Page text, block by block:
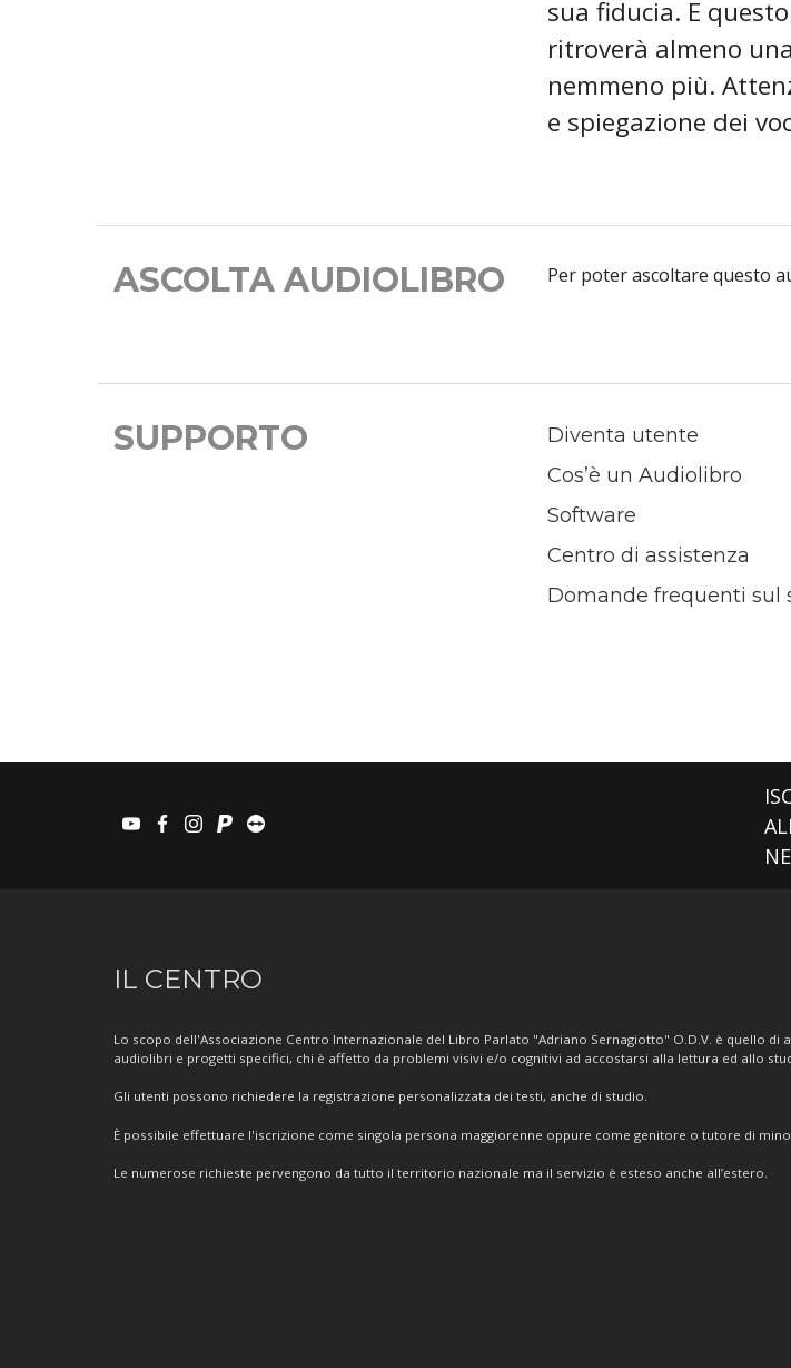
sua fiducia. E
ritroverà almeno
nemmeno più.
e spiegazione dei
ASCOLTA AUDIOLIBRO Per poter ascoltare questo
SUPPORTO
Diventa utente
Cos’è un Audiolibro
Software
Centro di assistenza
Domande frequenti sul
youtubefacebook
instagram
paypalteamviewer
Informazioni
IL CENTRO
Lo scopo dell'Associazione Centro Internazionale del Libro Parlato "Adriano Sernagiotto" O.D.V. è quello di
audiolibri e progetti specifici, chi è affetto da problemi visivi e/o cognitivi ad accostarsi alla lettura ed allo
Gli utenti possono richiedere la registrazione personalizzata dei testi, anche di studio.
È possibile effettuare l'iscrizione come singola persona maggiorenne oppure come genitore o tutore di
Le numerose richieste pervengono da tutto il territorio nazionale ma il servizio è esteso anche all’estero.